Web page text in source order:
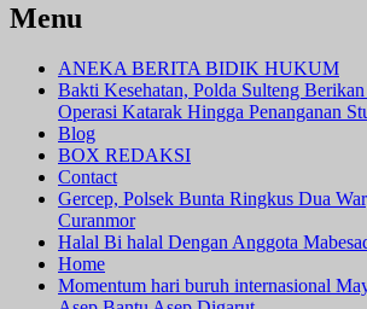
Menu
ANEKA BERITA BIDIK HUKUM
Bakti Kesehatan, Polda Sulteng
Operasi Katarak Hingga Penanganan
Blog
BOX REDAKSI
Contact
Gercep, Polsek Bunta Ringkus Dua
Curanmor
Halal Bi halal Dengan Anggota
Home
Momentum hari buruh internasional